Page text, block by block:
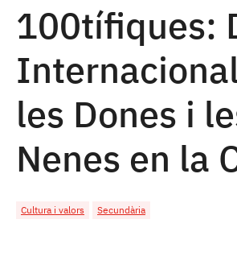
100tífiques:
les Dones i
Nenes en la
Cultura i valors Secundària